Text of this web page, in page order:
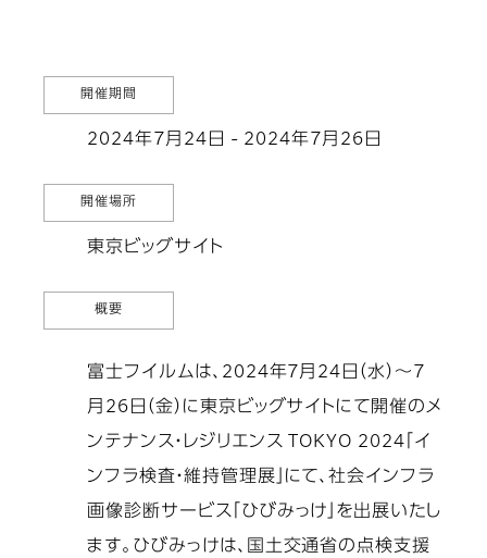
開催期間
2024年7月24日 - 2024年7月26日
開催場所
東京ビッグサイト
概要
富士フイルムは、2024年7月24日（水）～7
月26日（金）に東京ビッグサイトにて開催のメ
ンテナンス・レジリエンス TOKYO 2024「イ
ンフラ検査・維持管理展」にて、社会インフラ
画像診断サービス「ひびみっけ」を出展いたし
ます。ひびみっけは、国土交通省の点検支援